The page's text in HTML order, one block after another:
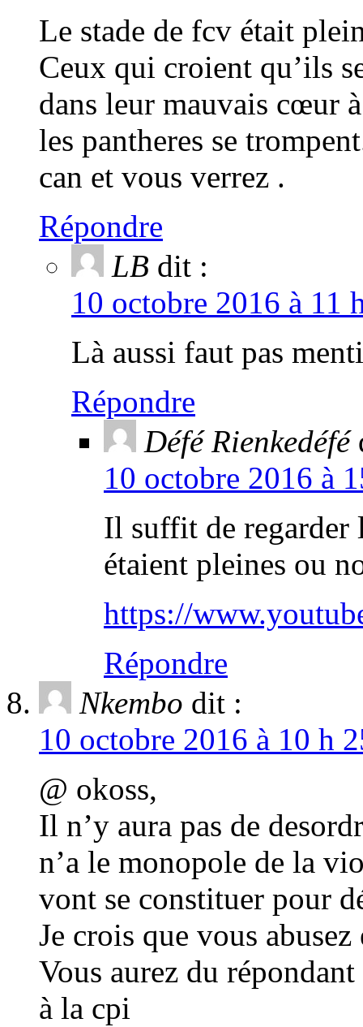
Le stade de fcv était
Ceux qui croient qu’ils
dans leur mauvais cœur
les pantheres se
can et vous verrez .
Répondre
LB dit :
10 octobre 2016 à 11
Là aussi faut pas
Répondre
Défé Rienkedéfé
10 octobre 2016 à
Il suffit de regarder
étaient pleines ou
https://
Répondre
Nkembo dit :
10 octobre 2016 à 10 h
@ okoss,
Il n’y aura pas de
n’a le monopole de la
vont se constituer pour
Je crois que vous
Vous aurez du
à la cpi